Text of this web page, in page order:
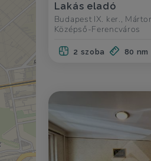
Lakás eladó
Budapest IX. ker.,
Középső-Ferencváros
2 szoba 80 nm